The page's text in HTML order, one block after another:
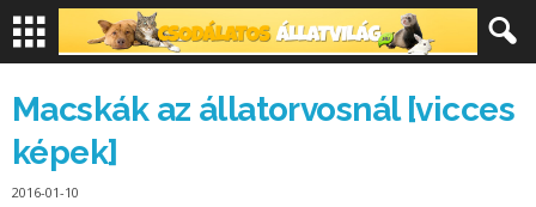
Macskák az állatorvosnál [vicces
képek]
2016-01-10